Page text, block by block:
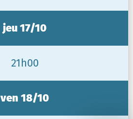
jeu 17/10
21h00
ven 18/10